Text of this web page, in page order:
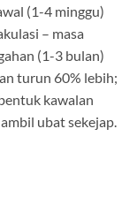
(1-4 minggu)
– masa
(1-3 bulan)
turun 60% lebih;
kawalan
ubat sekejap.